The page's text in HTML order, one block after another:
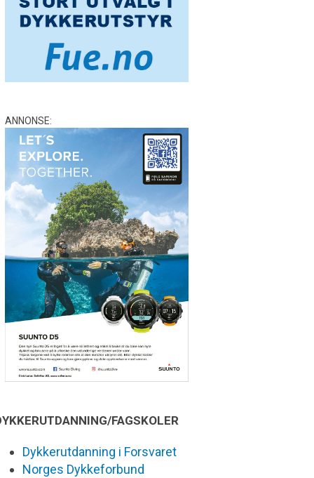
ANNONSE:
FAGSKOLER
Dykkerutdanning i Forsvaret
Norges Dykkeforbund